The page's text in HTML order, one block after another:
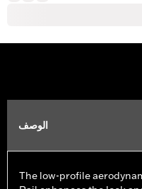
الوصف
The low-profile